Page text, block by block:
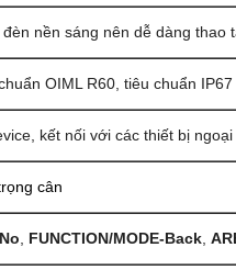
nền sáng nên dễ dàng thao
OIML R60, tiêu chuẩn IP67
kết nối với các thiết bị ngoại
cân
FUNCTION/MODE-Back